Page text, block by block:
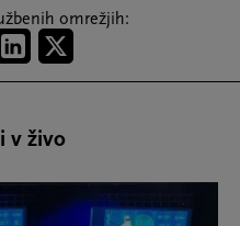
omrežjih:
v živo